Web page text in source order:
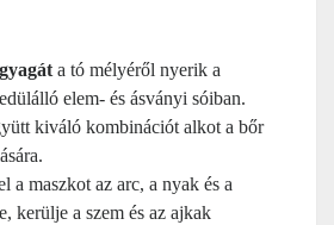
a tó mélyéről nyerik a
elem- és ásványi sóiban.
kiváló kombinációt alkot a bőr
a maszkot az arc, a nyak és a
kerülje a szem és az ajkak